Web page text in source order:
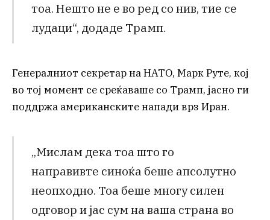
тоа. Нешто не е во ред со нив, тие се
лудаци“, додаде Трамп.
Генералниот секретар на НАТО, Марк Руте, кој
во тој момент се среќаваше со Трамп, јасно ги
поддржа американските напади врз Иран.
„Мислам дека тоа што го
направивте синоќа беше апсолутно
неопходно. Тоа беше многу силен
одговор и јас сум на ваша страна во